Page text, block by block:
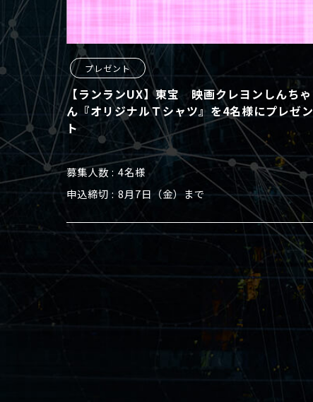
プレゼント
【ランランUX】東宝 映画クレヨンしんちゃ
ん『オリジナルＴシャツ』を4名様にプレゼン
ト
募集人数
4名様
申込締切
8月7日（金）まで